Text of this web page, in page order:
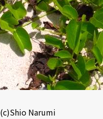
(c)Shio Narumi